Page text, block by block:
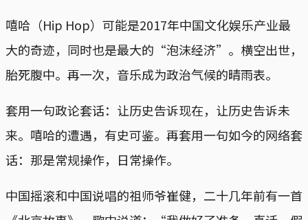
嘻哈（Hip Hop）可能是2017年中国文化娱乐产业最
大的奇迹，同时也是最大的“泡沫经济”。横空出世，
胎死腹中。再一次，音乐成为政治气候的晴雨表。
套用一句政论套话：让历史告诉现在，让历史告诉未
来。嘻哈的遭遇，有史可鉴。再套用一句如今的网络套
话：那是常规操作，日常操作。
中国摇滚和中国说唱的祖师爷崔健，二十几年前有一首